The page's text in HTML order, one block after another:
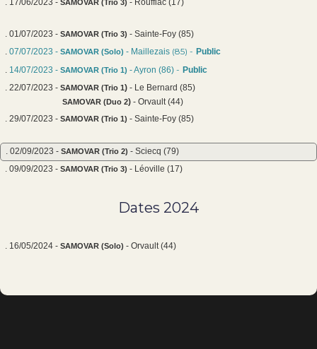
. 17/06/2023 - SAMOVAR (Trio 3) - Rouffiac (17)
. 01/07/2023 - SAMOVAR (Trio 3) - Sainte-Foy (85)
. 07/07/2023 - SAMOVAR (Solo) - Maillezais (85) - Public
. 14/07/2023 - SAMOVAR (Trio 1) - Ayron (86) - Public
. 22/07/2023 - SAMOVAR (Trio 1) - Le Bernard (85)
SAMOVAR (Duo 2) - Orvault (44)
. 29/07/2023 - SAMOVAR (Trio 1) - Sainte-Foy (85)
. 02/09/2023 - SAMOVAR (Trio 2) - Sciecq (79)
. 09/09/2023 - SAMOVAR (Trio 3) - Léoville (17)
Dates 2024
. 16/05/2024 - SAMOVAR (Solo) - Orvault (44)